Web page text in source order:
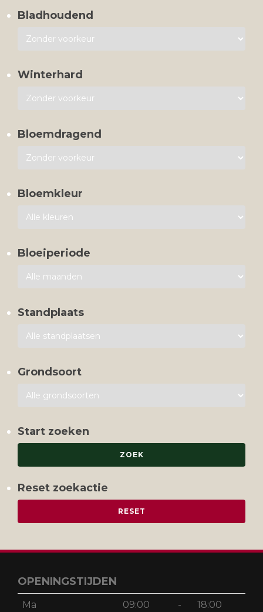
Bladhoudend
Winterhard
Bloemdragend
Bloemkleur
Bloeiperiode
Standplaats
Grondsoort
Start zoeken
Reset zoekactie
OPENINGSTIJDEN
Ma 09:00 - 18:00